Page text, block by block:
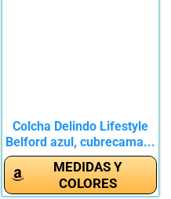
Colcha Delindo Lifestyle
Belford azul, cubrecama...
MEDIDAS Y
COLORES